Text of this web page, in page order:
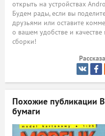
открыть на устройствах
Будем рады, если вы
друзьями или оставите
о вашем удобстве и
сборки!
Похожие публикации
бумаги